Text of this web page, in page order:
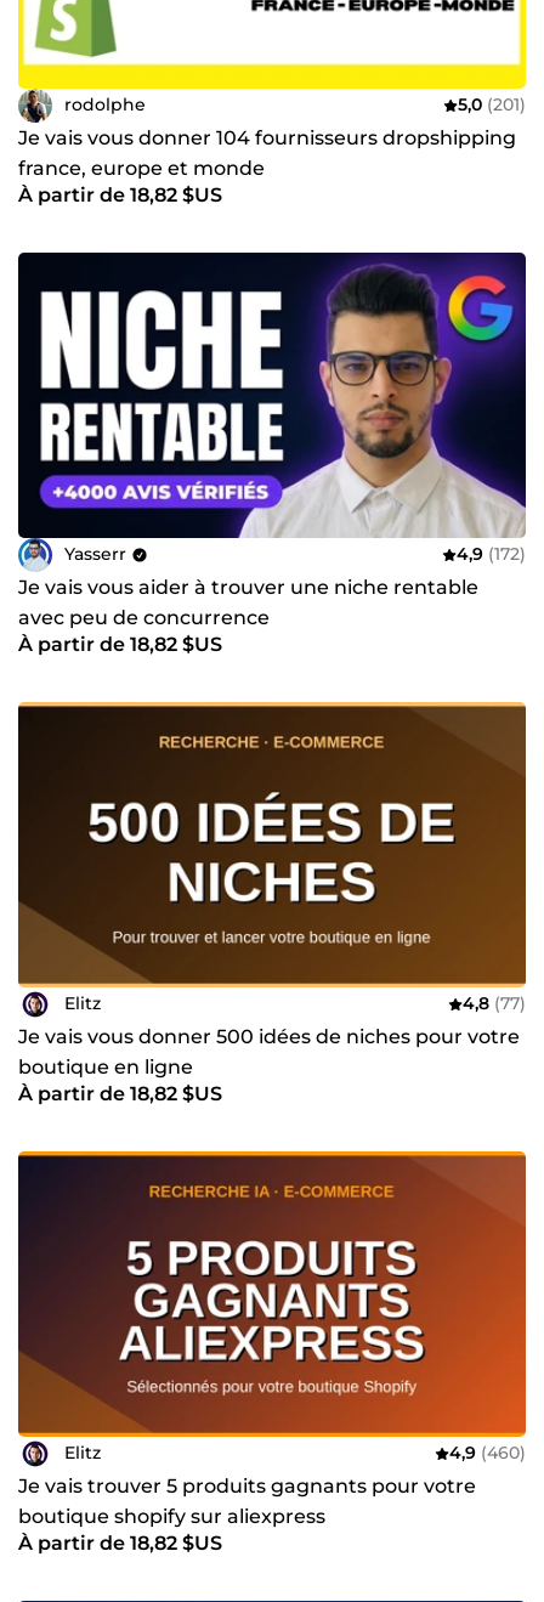
rodolphe 5,0 (201)
Je vais vous donner 104 fournisseurs dropshipping
france, europe et monde
À partir de 18,82 $US
Yasserr 4,9 (172)
Je vais vous aider à trouver une niche rentable
avec peu de concurrence
À partir de 18,82 $US
Elitz 4,8 (77)
Je vais vous donner 500 idées de niches pour votre
boutique en ligne
À partir de 18,82 $US
Elitz 4,9 (460)
Je vais trouver 5 produits gagnants pour votre
boutique shopify sur aliexpress
À partir de 18,82 $US